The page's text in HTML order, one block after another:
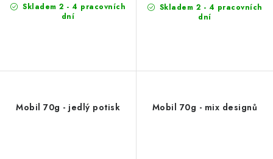
Skladem 2 - 4 pracovních
dní
Skladem 2 - 4 pracovních
dní
Mobil 70g - jedlý potisk Mobil 70g - mix designů